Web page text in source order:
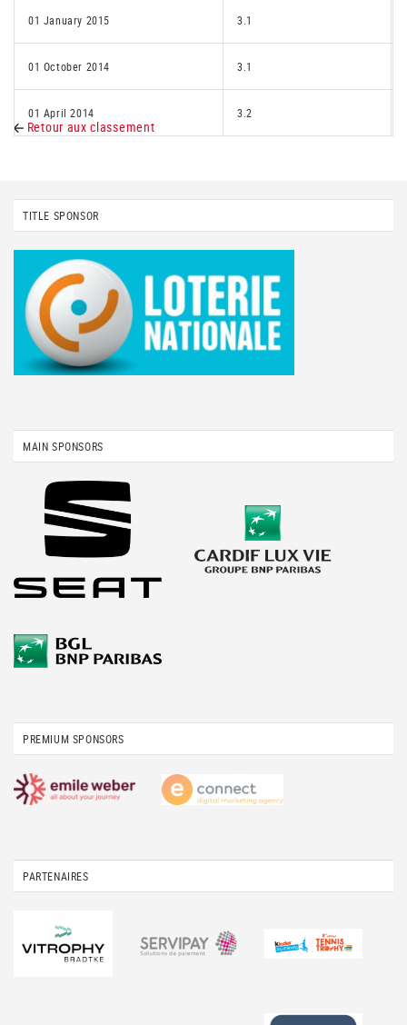
01 January 2015 3.1
01 October 2014 3.1
01 April 2014 3.2
Retour aux classement
TITLE SPONSOR
MAIN SPONSORS
PREMIUM SPONSORS
PARTENAIRES